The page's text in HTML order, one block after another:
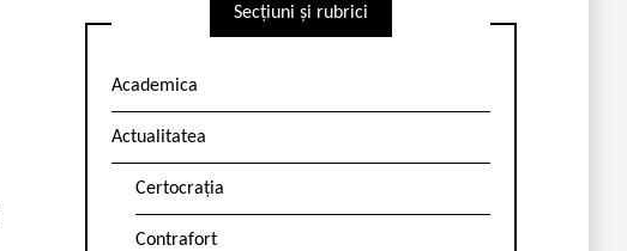
Secțiuni și rubrici
Academica
Actualitatea
Certocrația
Contrafort